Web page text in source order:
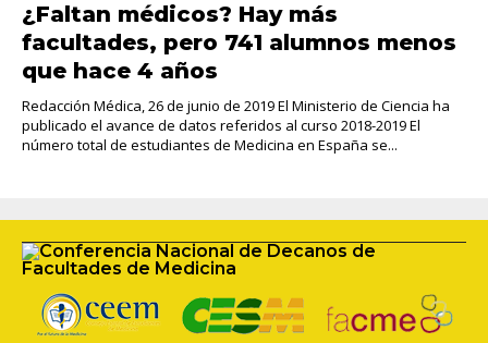
¿Faltan médicos? Hay más
facultades, pero 741 alumnos menos
que hace 4 años
Redacción Médica, 26 de junio de 2019 El Ministerio de Ciencia ha
publicado el avance de datos referidos al curso 2018-2019 El
número total de estudiantes de Medicina en España se...